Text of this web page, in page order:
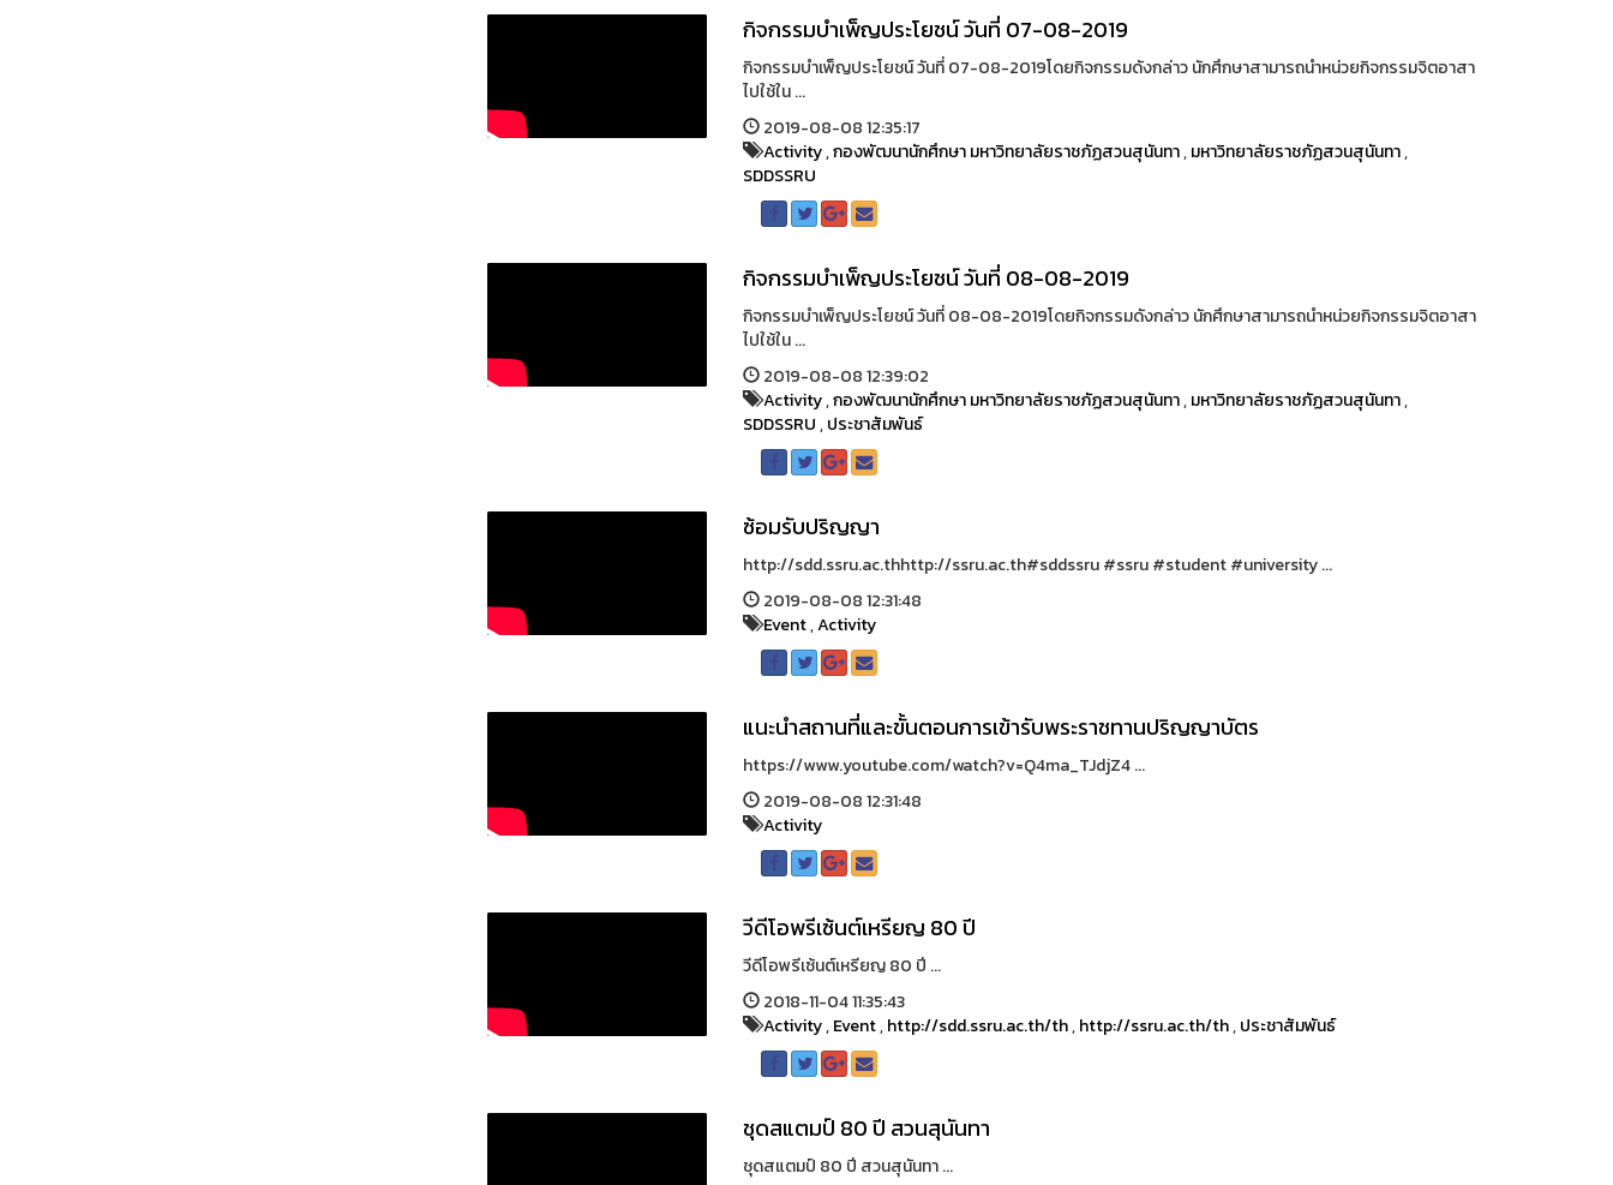
กิจกรรมบำเพ็ญประโยชน์ วันที่ 07-08-2019
กิจกรรมบำเพ็ญประโยชน์ วันที่ 07-08-2019โดยกิจกรรมดังกล่าว นักศึกษาสามารถนำหน่วยกิจกรรมจิตอาสา
ไปใช้ใน ...
2019-08-08 12:35:17
Activity,กองพัฒนานักศึกษา มหาวิทยาลัยราชภัฏสวนสุนันทา,มหาวิทยาลัยราชภัฏสวนสุนันทา,
SDDSSRU
กิจกรรมบำเพ็ญประโยชน์ วันที่ 08-08-2019
กิจกรรมบำเพ็ญประโยชน์ วันที่ 08-08-2019โดยกิจกรรมดังกล่าว นักศึกษาสามารถนำหน่วยกิจกรรมจิตอาสา
ไปใช้ใน ...
2019-08-08 12:39:02
Activity,กองพัฒนานักศึกษา มหาวิทยาลัยราชภัฏสวนสุนันทา,มหาวิทยาลัยราชภัฏสวนสุนันทา,
SDDSSRU,ประชาสัมพันธ์
ซ้อมรับปริญญา
http://sdd.ssru.ac.thhttp://ssru.ac.th#sddssru #ssru #student #university ...
2019-08-08 12:31:48
Event,Activity
แนะนำสถานที่และขั้นตอนการเข้ารับพระราชทานปริญญาบัตร
https://www.youtube.com/watch?v=Q4ma_TJdjZ4 ...
2019-08-08 12:31:48
Activity
วีดีโอพรีเซ้นต์เหรียญ 80 ปี
วีดีโอพรีเซ้นต์เหรียญ 80 ปี ...
2018-11-04 11:35:43
Activity,Event,http://sdd.ssru.ac.th/th,http://ssru.ac.th/th,ประชาสัมพันธ์
ชุดสแตมป์ 80 ปี สวนสุนันทา
ชุดสแตมป์ 80 ปี สวนสุนันทา ...